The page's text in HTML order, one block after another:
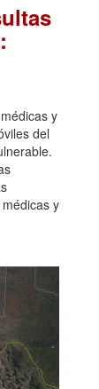
y
del
y